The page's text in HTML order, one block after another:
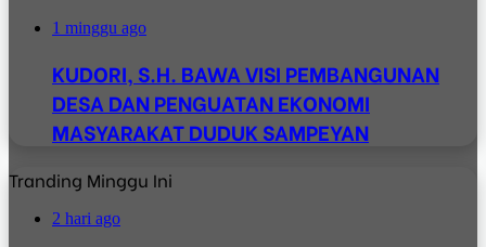
1 minggu ago
KUDORI, S.H. BAWA VISI PEMBANGUNAN
DESA DAN PENGUATAN EKONOMI
MASYARAKAT DUDUK SAMPEYAN
Tranding Minggu Ini
2 hari ago